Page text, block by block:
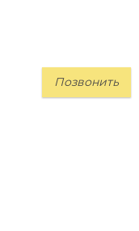
Позвонить